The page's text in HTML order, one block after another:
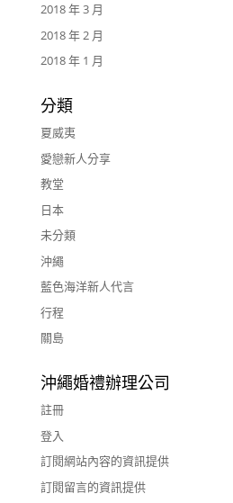
2018 年 3 月
2018 年 2 月
2018 年 1 月
分類
夏威夷
愛戀新人分享
教堂
日本
未分類
沖繩
藍色海洋新人代言
行程
關島
沖繩婚禮辦理公司
註冊
登入
訂閱網站內容的資訊提供
訂閱留言的資訊提供